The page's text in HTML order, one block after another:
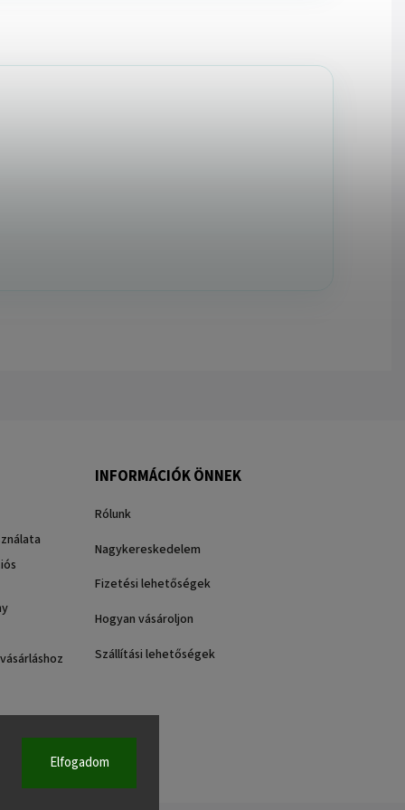
Elfogadom
INFORMÁCIÓK ÖNNEK
Rólunk
Nagykereskedelem
Fizetési lehetőségek
Hogyan vásároljon
Szállítási lehetőségek